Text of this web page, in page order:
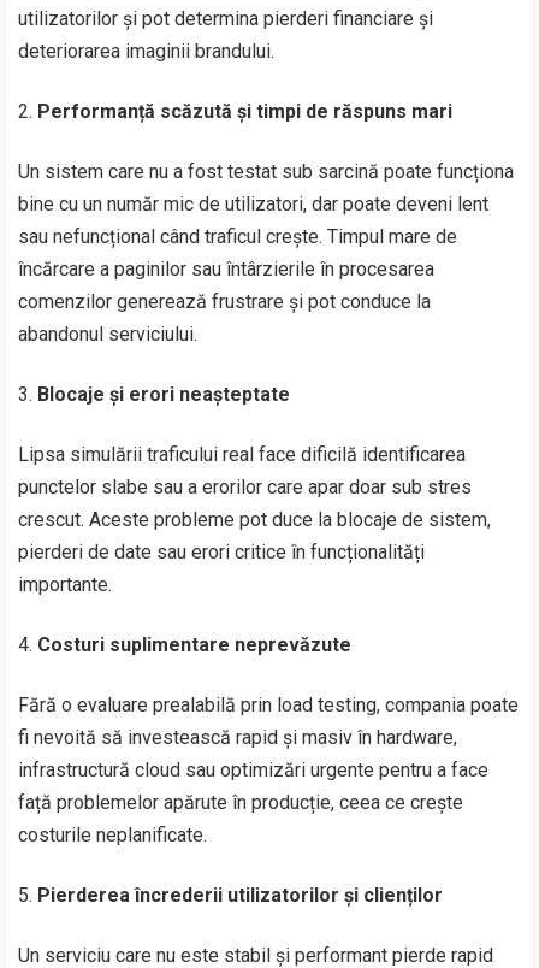
utilizatorilor și pot determina pierderi financiare și
deteriorarea imaginii brandului.
Performanță scăzută și timpi de răspuns mari
Un sistem care nu a fost testat sub sarcină poate funcționa
bine cu un număr mic de utilizatori, dar poate deveni lent
sau nefuncțional când traficul crește. Timpul mare de
încărcare a paginilor sau întârzierile în procesarea
comenzilor generează frustrare și pot conduce la
abandonul serviciului.
Blocaje și erori neașteptate
Lipsa simulării traficului real face dificilă identificarea
punctelor slabe sau a erorilor care apar doar sub stres
crescut. Aceste probleme pot duce la blocaje de sistem,
pierderi de date sau erori critice în funcționalități
importante.
Costuri suplimentare neprevăzute
Fără o evaluare prealabilă prin load testing, compania poate
fi nevoită să investească rapid și masiv în hardware,
infrastructură cloud sau optimizări urgente pentru a face
față problemelor apărute în producție, ceea ce crește
costurile neplanificate.
Pierderea încrederii utilizatorilor și clienților
Un serviciu care nu este stabil și performant pierde rapid